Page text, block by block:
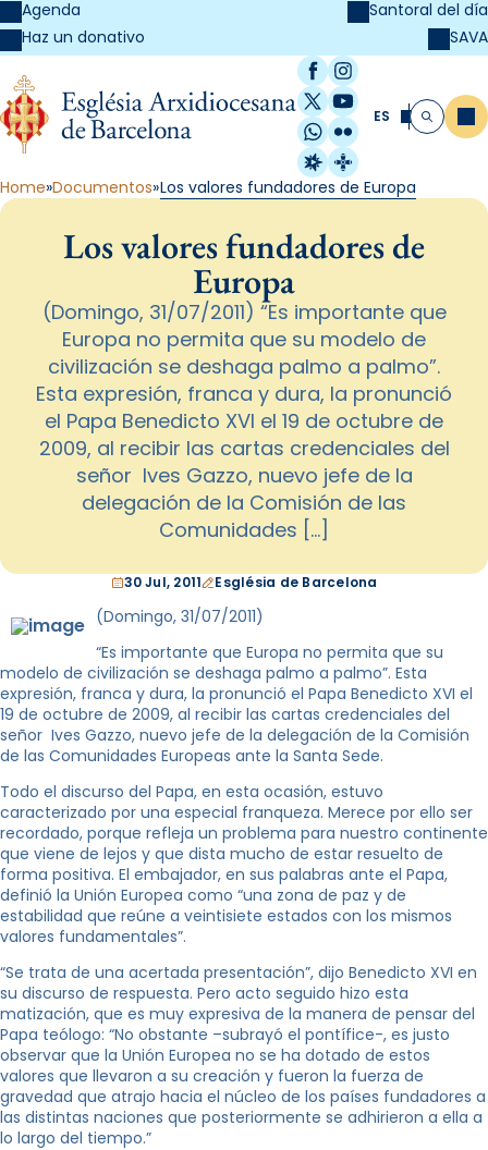
Agenda
Haz un donativo
Santoral del día
SAVA
Facebook
Instagram
X / Twitter
YouTube
WhatsApp
Flickr
Radio Estel
Catalunya
ES Buscar
Home Documentos Los valores fundadores de Europa
Los valores fundadores de
Europa
(Domingo, 31/07/2011) “Es importante que
Europa no permita que su modelo de
civilización se deshaga palmo a palmo”.
Esta expresión, franca y dura, la pronunció
el Papa Benedicto XVI el 19 de octubre de
2009, al recibir las cartas credenciales del
señor Ives Gazzo, nuevo jefe de la
delegación de la Comisión de las
Comunidades […]
30 Jul, 2011 Església de Barcelona
(Domingo, 31/07/2011)
“Es importante que Europa no permita que su
modelo de civilización se deshaga palmo a palmo”. Esta
expresión, franca y dura, la pronunció el Papa Benedicto XVI el
19 de octubre de 2009, al recibir las cartas credenciales del
señor Ives Gazzo, nuevo jefe de la delegación de la Comisión
de las Comunidades Europeas ante la Santa Sede.
Todo el discurso del Papa, en esta ocasión, estuvo
caracterizado por una especial franqueza. Merece por ello ser
recordado, porque refleja un problema para nuestro continente
que viene de lejos y que dista mucho de estar resuelto de
forma positiva. El embajador, en sus palabras ante el Papa,
definió la Unión Europea como “una zona de paz y de
estabilidad que reúne a veintisiete estados con los mismos
valores fundamentales”.
“Se trata de una acertada presentación”, dijo Benedicto XVI en
su discurso de respuesta. Pero acto seguido hizo esta
matización, que es muy expresiva de la manera de pensar del
Papa teólogo: “No obstante –subrayó el pontífice-, es justo
observar que la Unión Europea no se ha dotado de estos
valores que llevaron a su creación y fueron la fuerza de
gravedad que atrajo hacia el núcleo de los países fundadores a
las distintas naciones que posteriormente se adhirieron a ella a
lo largo del tiempo.”